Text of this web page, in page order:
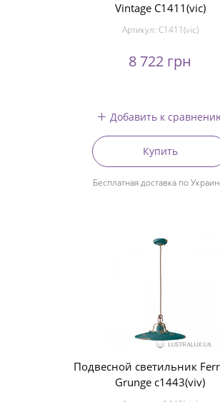
Vintage C1411(vic)
Артикул: C1411(vic)
8 722 грн
Добавить к
Купить
Бесплатная доставка по
Подвесной светильник
Grunge c1443(viv)